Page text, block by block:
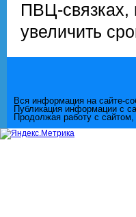
ПВЦ-связках,
увеличить
Вся информация на сайте-
Публикация информации с
Продолжая работу с